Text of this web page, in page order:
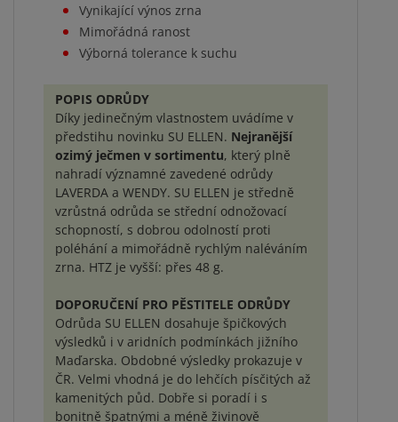
Vynikající výnos zrna
Mimořádná ranost
Výborná tolerance k suchu
POPIS ODRŮDY
Díky jedinečným vlastnostem uvádíme v
předstihu novinku SU ELLEN. Nejranější
ozimý ječmen v sortimentu, který plně
nahradí významné zavedené odrůdy
LAVERDA a WENDY. SU ELLEN je středně
vzrůstná odrůda se střední odnožovací
schopností, s dobrou odolností proti
poléhání a mimořádně rychlým naléváním
zrna. HTZ je vyšší: přes 48 g.
DOPORUČENÍ PRO PĚSTITELE ODRŮDY
Odrůda SU ELLEN dosahuje špičkových
výsledků i v aridních podmínkách jižního
Maďarska. Obdobné výsledky prokazuje v
ČR. Velmi vhodná je do lehčích písčitých až
kamenitých půd. Dobře si poradí i s
bonitně špatnými a méně živinově